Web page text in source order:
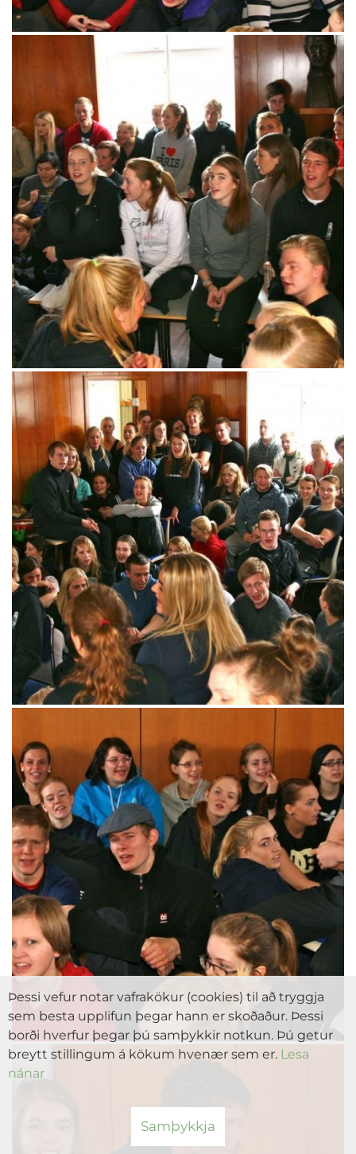
Þessi vefur notar vafrakökur (cookies) til að tryggja
sem besta upplifun þegar hann er skoðaður. Þessi
borði hverfur þegar þú samþykkir notkun. Þú getur
breytt stillingum á kökum hvenær sem er. Lesa
nánar
Samþykkja